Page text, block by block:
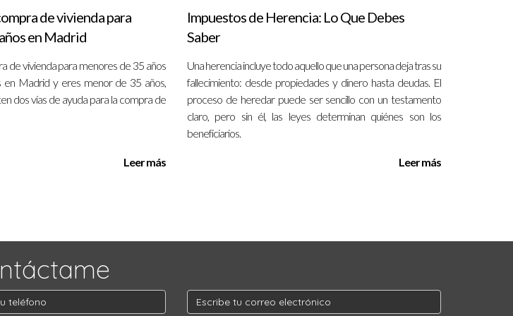
de vivienda para
en Madrid
de vivienda para menores de 35 años
en Madrid y eres menor de 35 años,
dos vías de ayuda para la compra de
Leer más
Impuestos de Herencia: Lo Que Debes
Saber
Una herencia incluye todo aquello que una persona deja tras su
fallecimiento: desde propiedades y dinero hasta deudas. El
proceso de heredar puede ser sencillo con un testamento
claro, pero sin él, las leyes determinan quiénes son los
beneficiarios.
Leer más